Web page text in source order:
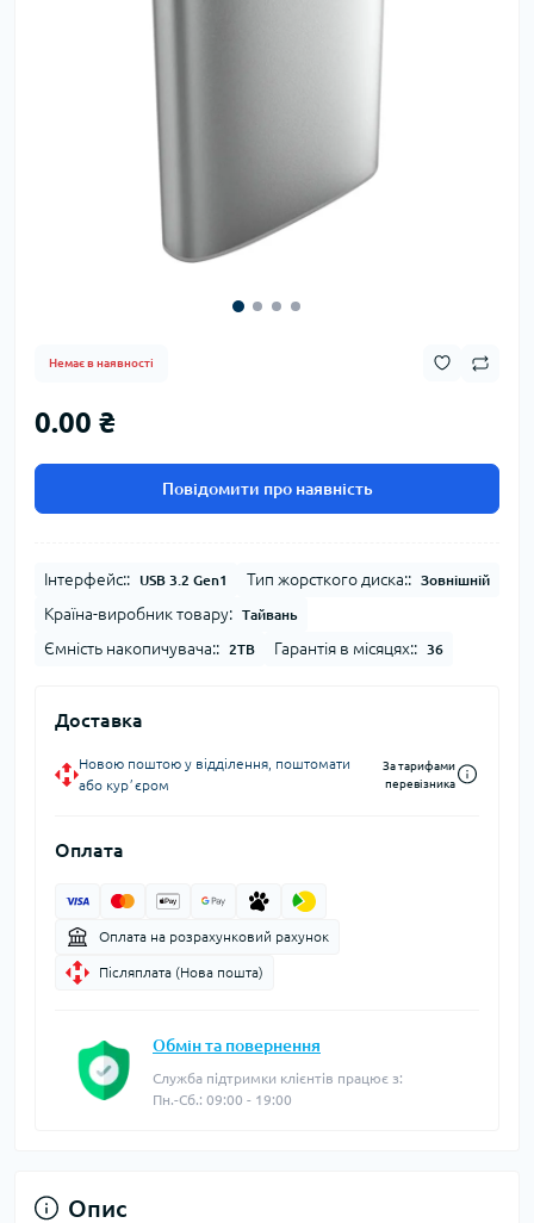
Немає в наявності
0.00 ₴
Повідомити про наявність
Інтерфейс:: USB 3.2 Gen1 Тип жорсткого диска:: Зовнішній
Країна-виробник товару: Тайвань
Ємність накопичувача:: 2TB Гарантія в місяцях:: 36
Доставка
Новою поштою у відділення, поштомати
або курʼєром
За тарифами
перевізника
Оплата
Оплата на розрахунковий рахунок
Післяплата (Нова пошта)
Обмін та повернення
Служба підтримки клієнтів працює з:
Пн.-Сб.: 09:00 - 19:00
Опис